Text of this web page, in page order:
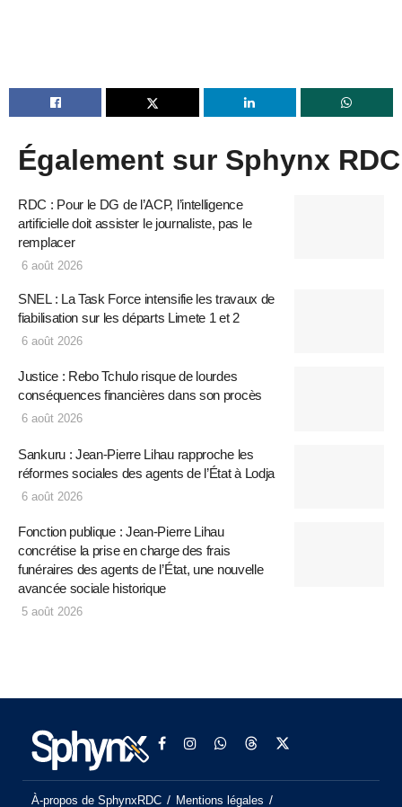
Également sur Sphynx RDC
RDC : Pour le DG de l’ACP, l’intelligence
artificielle doit assister le journaliste, pas le
remplacer
6 août 2026
SNEL : La Task Force intensifie les travaux de
fiabilisation sur les départs Limete 1 et 2
6 août 2026
Justice : Rebo Tchulo risque de lourdes
conséquences financières dans son procès
6 août 2026
Sankuru : Jean-Pierre Lihau rapproche les
réformes sociales des agents de l’État à Lodja
6 août 2026
Fonction publique : Jean-Pierre Lihau
concrétise la prise en charge des frais
funéraires des agents de l’État, une nouvelle
avancée sociale historique
5 août 2026
À-propos de SphynxRDC Mentions légales